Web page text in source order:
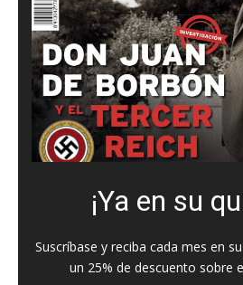
¡Ya en su
Suscríbase y reciba cada mes en
un 25% de descuento sobre